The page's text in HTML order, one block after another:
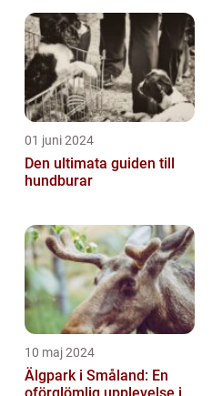
01 juni 2024
Den ultimata guiden till
hundburar
10 maj 2024
Älgpark i Småland: En